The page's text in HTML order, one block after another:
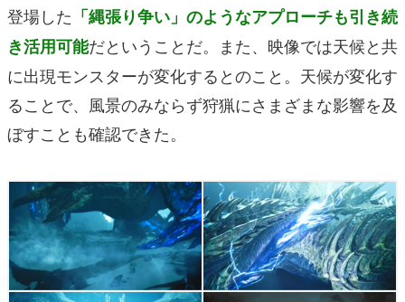
登場した 「縄張り争い」のようなアプローチも引き続
き活用可能だということだ。また、映像では天候と共
に出現モンスターが変化するとのこと。天候が変化す
ることで、風景のみならず狩猟にさまざまな影響を及
ぼすことも確認できた。